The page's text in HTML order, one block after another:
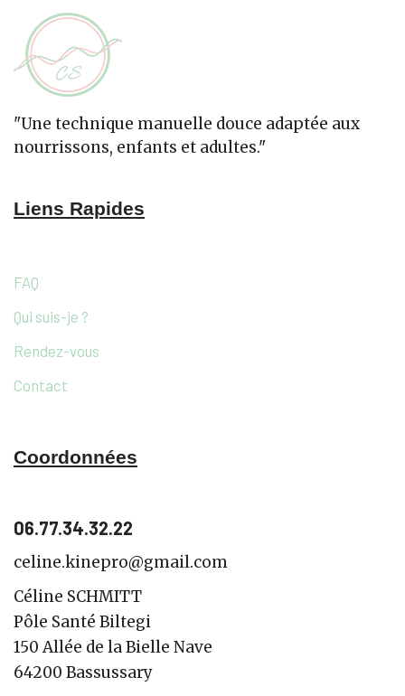
"Une technique manuelle douce adaptée aux
nourrissons, enfants et adultes."
Liens Rapides
FAQ
Qui suis-je ?
Rendez-vous
Contact
Coordonnées
06.77.34.32.22
celine.kinepro@gmail.com
Céline SCHMITT
Pôle Santé Biltegi
150 Allée de la Bielle Nave
64200 Bassussary